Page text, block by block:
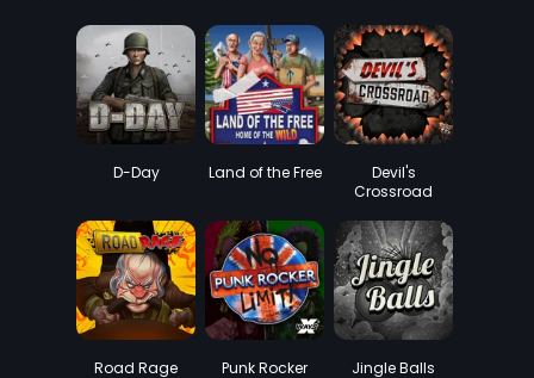
D-Day Land of the Free
Devil's
Crossroad
Road Rage Punk Rocker Jingle Balls